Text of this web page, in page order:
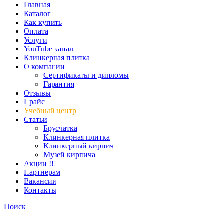
Главная
Каталог
Как купить
Оплата
Услуги
YouTube канал
Клинкерная плитка
О компании
Сертификаты и дипломы
Гарантия
Отзывы
Прайс
Учебный центр
Статьи
Брусчатка
Клинкерная плитка
Клинкерный кирпич
Музей кирпича
Акции !!!
Партнерам
Вакансии
Контакты
Поиск